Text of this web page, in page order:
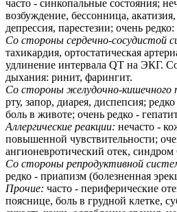
часто - синкопальные состояния;
возбуждение, бессонница,
депрессия, парестезии; очень
Со стороны сердечно-сосудистой
тахикардия, ортостатическая
удлинение интервала QT на ЭКГ.
дыхания: ринит, фарингит.
Со стороны желудочно-кишечного
рту, запор, диарея, диспепсия;
боль в животе; очень редко -
Аллергические реакции: нечасто -
повышенной чувствительности;
ангионевротический отек,
Со стороны репродуктивной
редко - приапизм (болезненная
Прочие: часто - периферические
пояснице, боль в грудной клетке,